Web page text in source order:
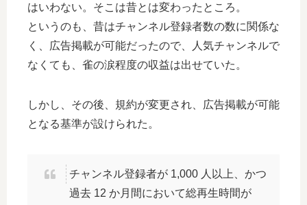
はいわない。そこは昔とは変わったところ。
というのも、昔はチャンネル登録者数の数に関係な
く、広告掲載が可能だったので、人気チャンネルで
なくても、雀の涙程度の収益は出せていた。
しかし、その後、規約が変更され、広告掲載が可能
となる基準が設けられた。
チャンネル登録者が 1,000 人以上、かつ
過去 12 か月間において総再生時間が